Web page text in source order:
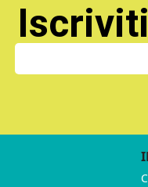
Iscriviti